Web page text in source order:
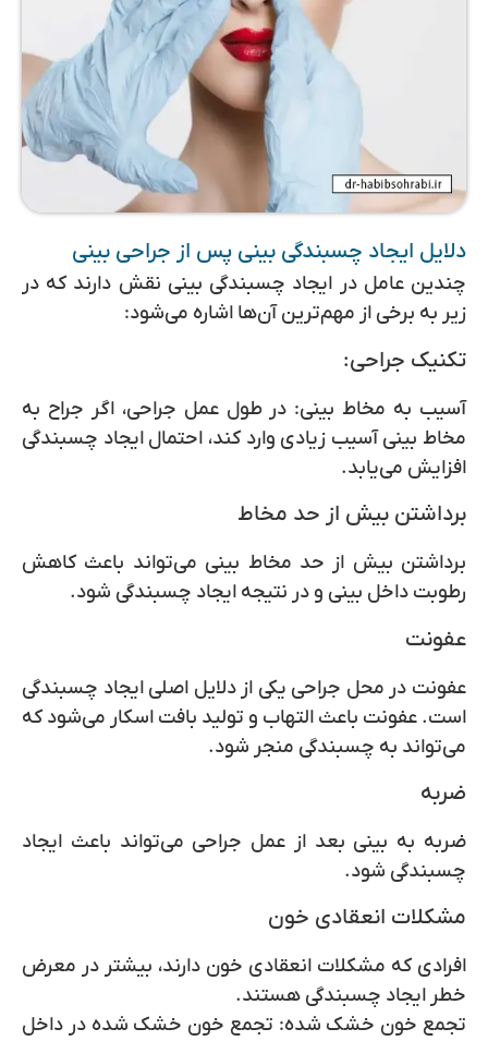
دلایل ایجاد چسبندگی بینی پس از جراحی بینی
چندین عامل در ایجاد چسبندگی بینی نقش دارند که در
زیر به برخی از مهم‌ترین آن‌ها اشاره می‌شود:
تکنیک جراحی:
آسیب به مخاط بینی: در طول عمل جراحی، اگر جراح به
مخاط بینی آسیب زیادی وارد کند، احتمال ایجاد چسبندگی
افزایش می‌یابد.
برداشتن بیش از حد مخاط
برداشتن بیش از حد مخاط بینی می‌تواند باعث کاهش
رطوبت داخل بینی و در نتیجه ایجاد چسبندگی شود.
عفونت
عفونت در محل جراحی یکی از دلایل اصلی ایجاد چسبندگی
است. عفونت باعث التهاب و تولید بافت اسکار می‌شود که
می‌تواند به چسبندگی منجر شود.
ضربه
ضربه به بینی بعد از عمل جراحی می‌تواند باعث ایجاد
چسبندگی شود.
مشکلات انعقادی خون
افرادی که مشکلات انعقادی خون دارند، بیشتر در معرض
خطر ایجاد چسبندگی هستند.
تجمع خون خشک شده: تجمع خون خشک شده در داخل